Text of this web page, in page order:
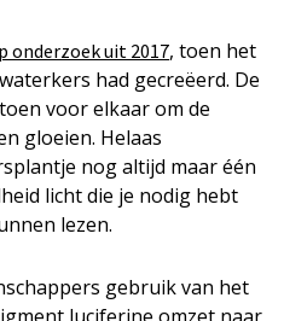
onderzoek uit 2017, toen het
had gecreëerd. De
voor elkaar om de
gloeien. Helaas
nog altijd maar één
licht die je nodig hebt
lezen.
gebruik van het